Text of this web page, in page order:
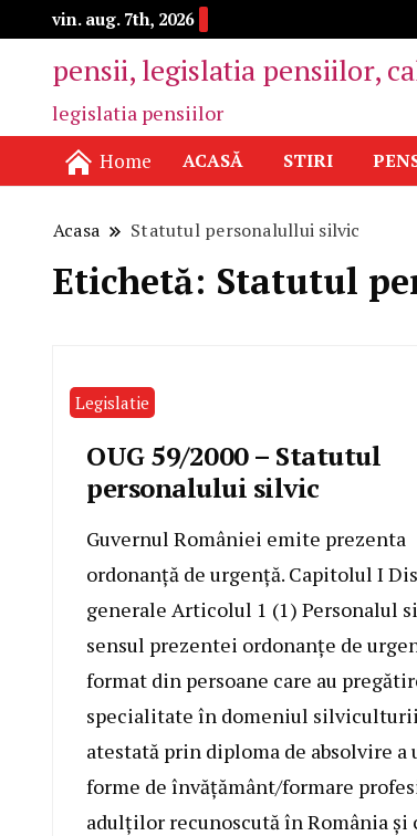
vin. aug. 7th, 2026
pensii, legislatia pensiilor,
legislatia pensiilor
Home ACASĂ STIRI
Acasa Statutul personalullui silvic
Etichetă: Statutul
Legislatie
OUG 59/2000 – Statutul
personalului silvic
Guvernul României emite prezenta
ordonanță de urgență. Capitolul I
generale Articolul 1 (1) Personalul
sensul prezentei ordonanțe de
format din persoane care au
specialitate în domeniul
atestată prin diploma de absolvire a
forme de învățământ/formare
adulților recunoscută în România și